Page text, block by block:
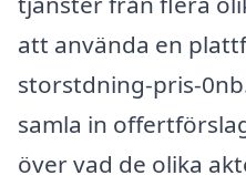
att använda en
storstdning-pris-
samla in
över vad de olika